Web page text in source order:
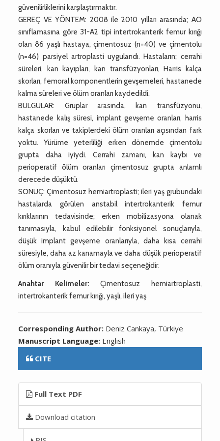
güvenilirliklerini karşılaştırmaktır.
GEREÇ VE YÖNTEM: 2008 ile 2010 yılları arasında; AO
sınıflamasına göre 31-A2 tipi intertrokanterik femur kırığı
olan 86 yaşlı hastaya, çimentosuz (n=40) ve çimentolu
(n=46) parsiyel artroplasti uygulandı. Hastaların; cerrahi
süreleri, kan kayıpları, kan transfüzyonları, Harris kalça
skorları, femoral komponentlerin gevşemeleri, hastanede
kalma süreleri ve ölüm oranları kaydedildi.
BULGULAR: Gruplar arasında, kan transfüzyonu,
hastanede kalış süresi, implant gevşeme oranları, harris
kalça skorları ve takiplerdeki ölüm oranları açısından fark
yoktu. Yürüme yeterliliği erken dönemde çimentolu
grupta daha iyiydi. Cerrahi zamanı, kan kaybı ve
perioperatif ölüm oranları çimentosuz grupta anlamlı
derecede düşüktü.
SONUÇ: Çimentosuz hemiartroplasti; ileri yaş grubundaki
hastalarda görülen anstabil intertrokanterik femur
kırıklarının tedavisinde; erken mobilizasyona olanak
tanımasıyla, kabul edilebilir fonksiyonel sonuçlarıyla,
düşük implant gevşeme oranlarıyla, daha kısa cerrahi
süresiyle, daha az kanamayla ve daha düşük perioperatif
ölüm oranıyla güvenilir bir tedavi seçeneğidir.
Anahtar Kelimeler: Çimentosuz hemiartroplasti,
intertrokanterik femur kırığı, yaşlı, ileri yaş
Corresponding Author: Deniz Cankaya, Türkiye
Manuscript Language: English
CITE
Full Text PDF
Download citation